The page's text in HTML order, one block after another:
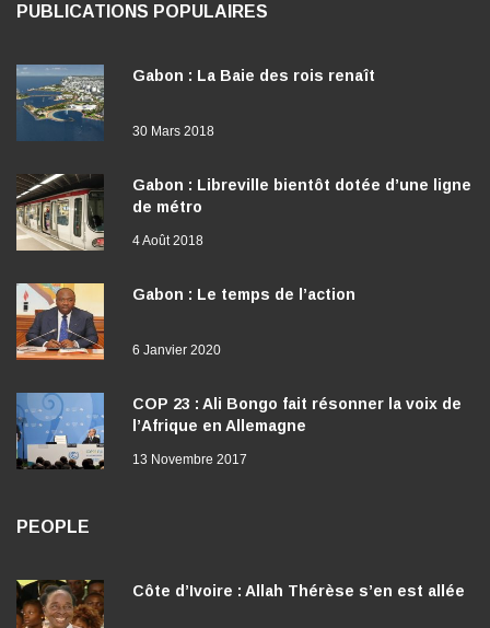
PUBLICATIONS POPULAIRES
Gabon : La Baie des rois renaît
30 Mars 2018
Gabon : Libreville bientôt dotée d’une ligne
de métro
4 Août 2018
Gabon : Le temps de l’action
6 Janvier 2020
COP 23 : Ali Bongo fait résonner la voix de
l’Afrique en Allemagne
13 Novembre 2017
PEOPLE
Côte d’Ivoire : Allah Thérèse s’en est allée